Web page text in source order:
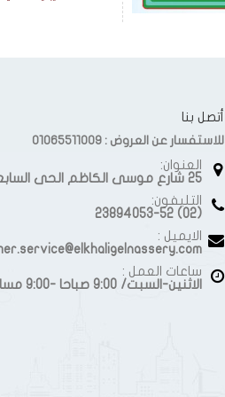
أتصل بنا
للاستفسار عن العروض : 01065511009
العنوان:
25 شارع موسى الكاظم الحى السابع مدينه نصر
التليفون:
(02) 23894053-52
الايميل :
ساعات العمل :
الاثنين-السبت/ 9:00 صباحا -9:00 مساءا